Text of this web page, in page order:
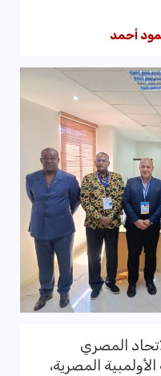
أحمد
المصري
المصرية،